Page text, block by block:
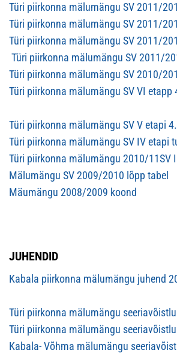
Türi piirkonna mälumängu SV 2011/
Türi piirkonna mälumängu SV 2011/
Türi piirkonna mälumängu SV 2011/
Türi piirkonna mälumängu SV 2011/
Türi piirkonna mälumängu SV 2010/
Türi piirkonna mälumängu SV VI etapp
Türi piirkonna mälumängu SV V etapi
Türi piirkonna mälumängu SV IV etapi
Türi piirkonna mälumängu 2010/11SV
Mälumängu SV 2009/2010 lõpp tabel
Mäumängu 2008/2009 koond
JUHENDID
Kabala piirkonna mälumängu juhend
Türi piirkonna mälumängu
Türi piirkonna mälumängu
Kabala- Võhma mälumängu